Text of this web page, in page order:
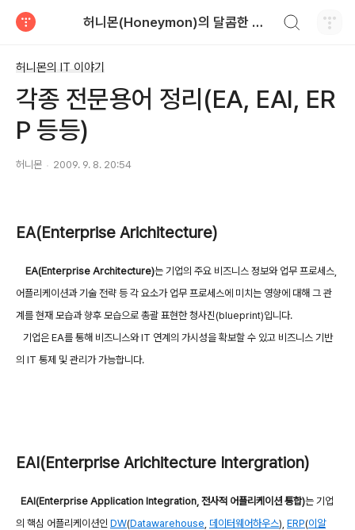
허니몬(Honeymon)의 달콤한 비행
허니몬의 IT 이야기
각종 전문용어 정리(EA, EAI, ER
P 등등)
허니몬 2009. 9. 8. 20:54
EA(Enterprise Arichitecture)
EA(Enterprise Architecture)는 기업의 주요 비즈니스 정보와 업무 프로세스,
어플리케이션과 기술 전략 등 각 요소가 업무 프로세스에 미치는 영향에 대해 그 관
계를 현재 모습과 향후 모습으로 총괄 표현한 청사진(blueprint)입니다.
기업은 EA를 통해 비즈니스와 IT 연계의 가시성을 확보할 수 있고 비즈니스 기반
의 IT 통제 및 관리가 가능합니다.
EAI(Enterprise Arichitecture Intergration)
EAI(Enterprise Application Integration, 전사적 어플리케이션 통합)는 기업
의 핵심 어플리케이션인 DW(Datawarehouse 데이터웨어하우스), ERP(이알